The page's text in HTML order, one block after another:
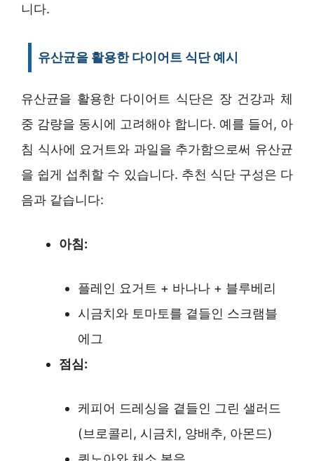
니다.
유산균을 활용한 다이어트 식단 예시
유산균을 활용한 다이어트 식단은 장 건강과 체
중 감량을 동시에 고려해야 합니다. 예를 들어, 아
침 식사에 요거트와 과일을 추가함으로써 유산균
을 쉽게 섭취할 수 있습니다. 추천 식단 구성은 다
음과 같습니다:
아침:
플레인 요거트 + 바나나 + 블루베리
시금치와 토마토를 곁들인 스크램블
에그
점심:
케피어 드레싱을 곁들인 그린 샐러드
(브로콜리, 시금치, 양배추, 아몬드)